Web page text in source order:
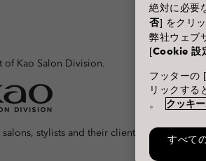
of Kao Salon Division.
stylists and their clients.
絶対に必要
否] をクリ
弊社ウェブ
[Cookie 設
フッターの
リックする
。
クッキ
すべて